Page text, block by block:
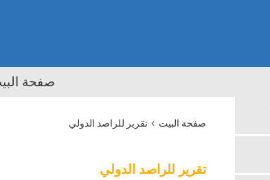
صفحة
صفحة البيت › تقرير للراصد الدولي
تقرير للراصد الدولي